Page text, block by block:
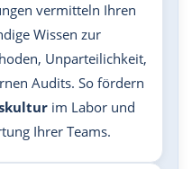
vermitteln Ihren
Wissen zur
Unparteilichkeit,
Audits. So fördern
im Labor und
Ihrer Teams.